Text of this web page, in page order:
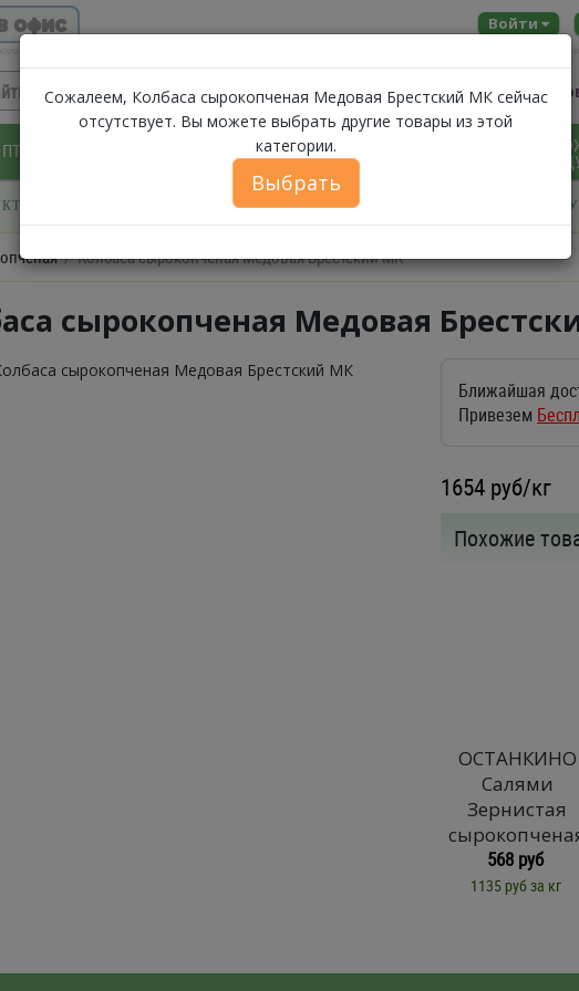
офис Войти
Помощь
ПТИЦА МОЛОЧНЫЕ
ПРОДУКТЫ
ФЕРМЕРСКИЕ ПРОДУКТЫ ИКРА БЕЛОРУССКИЕ
Колбаса сырокопченая Медовая Брестский МК
Сожалеем, Колбаса сырокопченая Медовая Брестский МК сейчас
отсутствует. Вы можете выбрать другие товары из этой
категории.
Выбрать
сырокопченая Медовая
Ближайшая
Привезем
1654 руб/кг
Похожие
ОСТАНКИНО
Салями
Зернистая
568 руб
1135 руб за кг